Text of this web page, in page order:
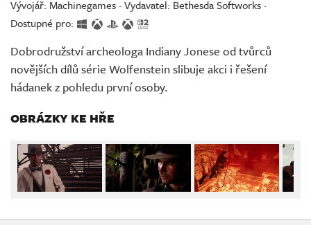
Živě
Vývojář: Machinegames · Vydavatel: Bethesda Softworks ·
Dostupné pro:
Dobrodružství archeologa Indiany Jonese od tvůrců
novějších dílů série Wolfenstein slibuje akci i řešení
hádanek z pohledu první osoby.
OBRÁZKY KE HŘE